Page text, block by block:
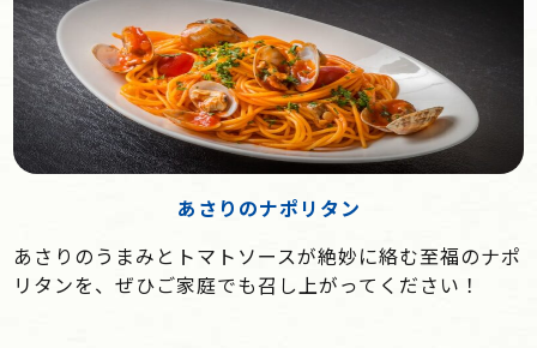
あさりのナポリタン
あさりのうまみとトマトソースが絶妙に絡む至福のナポ
リタンを、ぜひご家庭でも召し上がってください！